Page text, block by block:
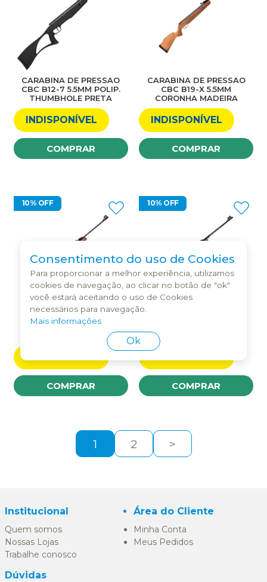
CARABINA DE PRESSAO
CBC B12-7 5.5MM POLIP.
THUMBHOLE PRETA
INDISPONÍVEL
COMPRAR
CARABINA DE PRESSAO
CBC B19-X 5.5MM
CORONHA MADEIRA
INDISPONÍVEL
COMPRAR
10% OFF
CARABINA DE PRESSAO
CBC B19-Z 5.5MM NITRO
CORONHA MADEIRA
INDISPONÍVEL
COMPRAR
10% OFF
POLIPROPILENO TAN
COMPRAR
1 2 >
Consentimento do uso de Cookies
Para proporcionar a melhor experiência, utilizamos
cookies de navegação, ao clicar no botão de "ok"
você estará aceitando o uso de Cookies
necessários para navegação.
Mais informações
Ok
Institucional
Quem somos
Nossas Lojas
Trabalhe conosco
Área do Cliente
Minha Conta
Meus Pedidos
Dúvidas